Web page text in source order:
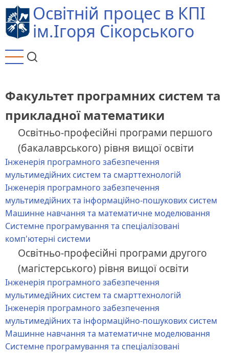
Перейти
до
основного
Освітній процес в КПІ
ім.Ігоря Сікорського
Факультет програмних систем та
прикладної математики
Освітньо-професійні програми першого
(бакалаврського) рівня вищої освіти
Інженерія програмного забезпечення
мультимедійних систем та смарттехнологій
Інженерія програмного забезпечення
мультимедійних та інформаційно-пошукових систем
Машинне навчання та математичне моделювання
Системне програмування та спеціалізовані
комп'ютерні системи
Освітньо-професійні програми другого
(магістерського) рівня вищої освіти
Інженерія програмного забезпечення
мультимедійних систем та смарттехнологій
Інженерія програмного забезпечення
мультимедійних та інформаційно-пошукових систем
Машинне навчання та математичне моделювання
Системне програмування та спеціалізовані